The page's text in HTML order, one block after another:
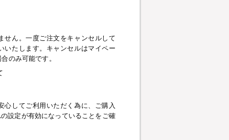
せん。一度ご注文をキャンセルして
いたします。キャンセルはマイペー
のみ可能です。
心してご利用いただく為に、ご購入
設定が有効になっていることをご確